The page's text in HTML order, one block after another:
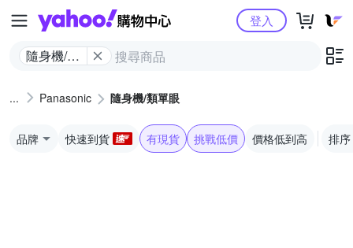
Yahoo購物中心
隨身機/類
登入
Panasonic 隨身機/類單眼
品牌 快速到貨 有現貨 挑戰低價 價格低到高 排序